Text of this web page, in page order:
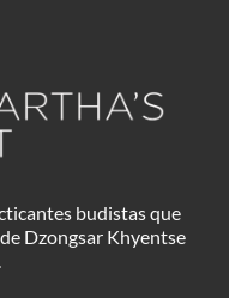
budistas que
Dzongsar Khyentse